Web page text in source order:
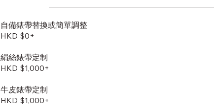
自備錶帶替換或簡單調整
HKD $0+
絹絲錶帶定制
HKD $1,000+
牛皮錶帶定制
HKD $1,000+